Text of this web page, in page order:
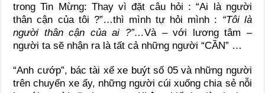
trong Tin Mừng: Thay vì đặt câu hỏi : “Ai là người
thân cận của tôi ?”…thì mình tự hỏi mình : “Tôi là
người thân cận của ai ?”…Và – với lương tâm –
người ta sẽ nhận ra là tất cả những người “CẦN” …
“Anh cướp”, bác tài xế xe buýt số 05 và những người
trên chuyến xe ấy, những người cúi xuống chia sẻ nỗi